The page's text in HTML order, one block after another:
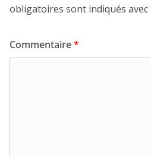
obligatoires sont indiqués avec
Commentaire*